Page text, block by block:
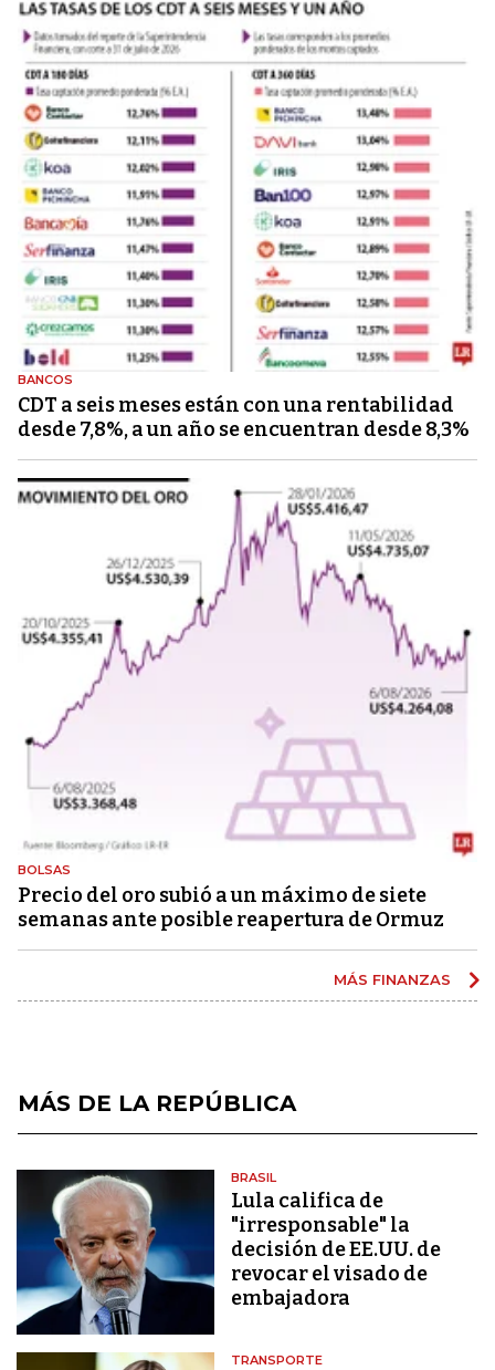
BANCOS
CDT a seis meses están con una rentabilidad
desde 7,8%, a un año se encuentran desde 8,3%
BOLSAS
Precio del oro subió a un máximo de siete
semanas ante posible reapertura de Ormuz
MÁS FINANZAS
MÁS DE LA REPÚBLICA
BRASIL
Lula califica de
"irresponsable" la
decisión de EE.UU. de
revocar el visado de
embajadora
TRANSPORTE